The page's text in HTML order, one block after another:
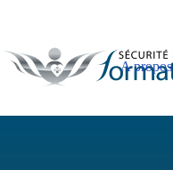
A propos